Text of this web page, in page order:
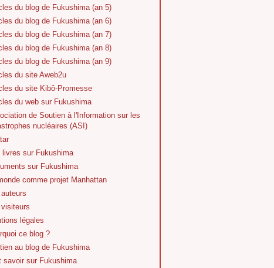
du blog de Fukushima (an 5)
du blog de Fukushima (an 6)
du blog de Fukushima (an 7)
du blog de Fukushima (an 8)
du blog de Fukushima (an 9)
du site Aweb2u
du site Kibô-Promesse
du web sur Fukushima
de Soutien à l'Information sur les
nucléaires (ASI)
livres sur Fukushima
sur Fukushima
comme projet Manhattan
légales
ce blog ?
au blog de Fukushima
savoir sur Fukushima